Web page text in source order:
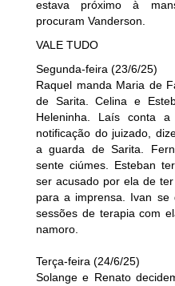
estava próximo à
procuram Vanderson.
VALE TUDO
Segunda-feira (23/6/25)
Raquel manda Maria de
de Sarita. Celina e
Heleninha. Laís conta
notificação do juizado,
a guarda de Sarita.
sente ciúmes. Esteban
ser acusado por ela de
para a imprensa. Ivan se
sessões de terapia com
namoro.
Terça-feira (24/6/25)
Solange e Renato